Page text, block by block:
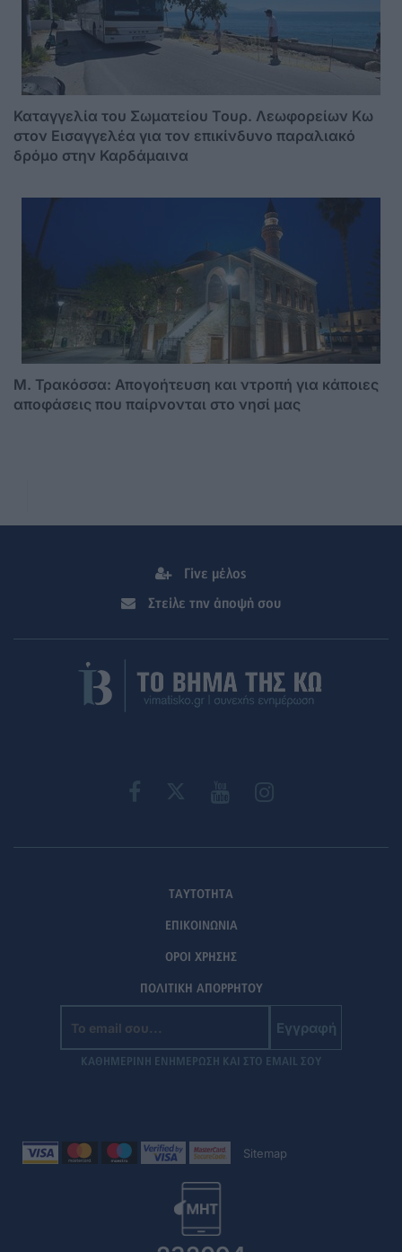
Καταγγελία του Σωματείου Τουρ. Λεωφορείων Κω
στον Εισαγγελέα για τον επικίνδυνο παραλιακό
δρόμο στην Καρδάμαινα
Μ. Τρακόσσα: Απογοήτευση και ντροπή για κάποιες
αποφάσεις που παίρνονται στο νησί μας
Γίνε μέλος
Στείλε την άποψή σου
ΤΑΥΤΟΤΗΤΑ
ΕΠΙΚΟΙΝΩΝΙΑ
ΟΡΟΙ ΧΡΗΣΗΣ
ΠΟΛΙΤΙΚΗ ΑΠΟΡΡΗΤΟΥ
Εγγραφή
ΚΑΘΗΜΕΡΙΝΗ ΕΝΗΜΕΡΩΣΗ ΚΑΙ ΣΤΟ EMAIL ΣΟΥ
Sitemap